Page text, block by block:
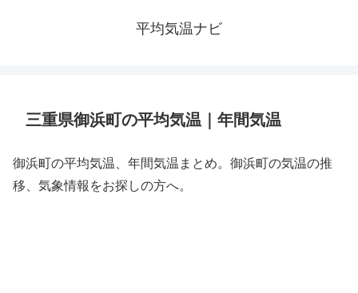
平均気温ナビ
三重県御浜町の平均気温｜年間気温
御浜町の平均気温、年間気温まとめ。御浜町の気温の推
移、気象情報をお探しの方へ。